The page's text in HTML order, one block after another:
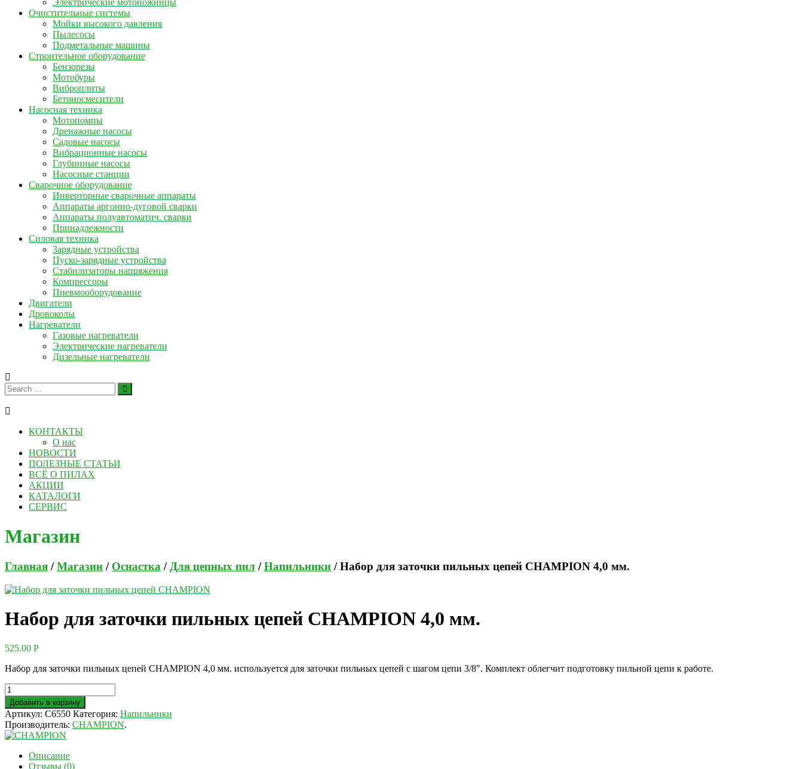
Электрические мотоножницы
Очистительные системы
Мойки высокого давления
Пылесосы
Подметальные машины
Строительное оборудование
Бензорезы
Мотобуры
Виброплиты
Бетоносмесители
Насосная техника
Мотопомпы
Дренажные насосы
Садовые насосы
Вибрационные насосы
Глубинные насосы
Насосные станции
Сварочное оборудование
Инверторные сварочные аппараты
Аппараты аргонно-дуговой сварки
Аппараты полуавтоматич. сварки
Принадлежности
Силовая техника
Зарядные устройства
Пуско-зарядные устройства
Стабилизаторы напряжения
Компрессоры
Пневмооборудование
Двигатели
Дровоколы
Нагреватели
Газовые нагреватели
Электрические нагреватели
Дизельные нагреватели
КОНТАКТЫ
О нас
НОВОСТИ
ПОЛЕЗНЫЕ СТАТЬИ
ВСЁ О ПИЛАХ
АКЦИИ
КАТАЛОГИ
СЕРВИС
Магазин
Главная /Магазин / Оснастка /Для цепных пил /Напильники / Набор для заточки пильных цепей CHAMPION 4,0 мм.
Набор для заточки пильных цепей CHAMPION 4,0 мм.
525.00 Р
Набор для заточки пильных цепей CHAMPION 4,0 мм. используется для заточки пильных цепей с шагом цепи 3/8″. Комплект облегчит подготовку пильной цепи к работе.
Добавить в корзину
Артикул: C6550 Категория: Напильники
Производитель: CHAMPION.
Описание
Отзывы (0)